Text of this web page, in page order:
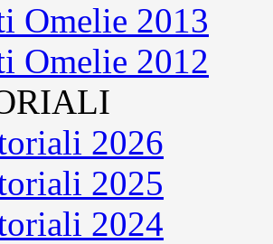
Omelie 2013
Omelie 2012
2026
2025
2024